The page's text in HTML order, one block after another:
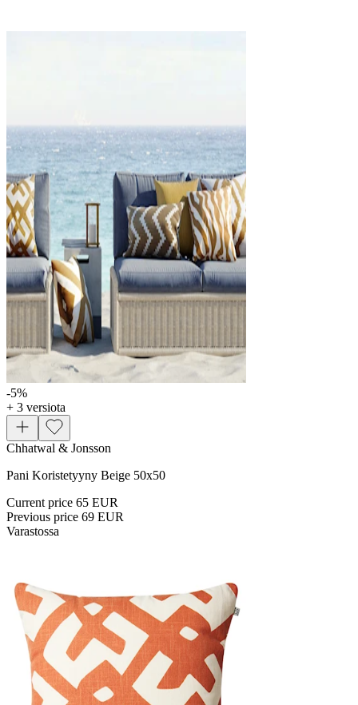
-5%
+ 3 versiota
Chhatwal & Jonsson
Pani Koristetyyny Beige 50x50
Current price 65 EUR
Previous price 69 EUR
Varastossa